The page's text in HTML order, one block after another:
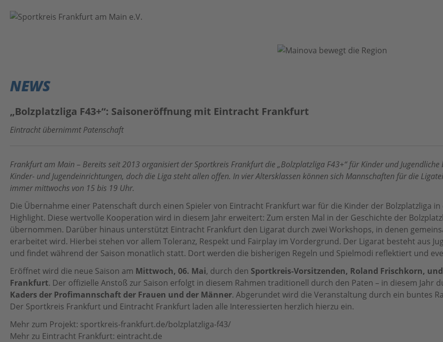
ÜBER UNS
Anleitung
#BeActive FrankfurtRheinMain
MainSport APP
Botschafter:innen
Team
Partner
Partnersportkreise
AGB
Downloads
Home
Datenschutz
Impressum
Für Vereine
NEWS
„Bolzplatzliga F43+“: Saisoneröffnung mit Eintracht Frankfurt
Eintracht übernimmt Patenschaft
Frankfurt am Main – Bereits seit 2013 organisiert der Sportkreis Frankfurt die „Bolzplatzliga F43+“ für Kinder und
Kinder- und Jugendeinrichtungen, doch die Liga steht allen offen. In vier Altersklassen können sich Mannschaften für die
immer mittwochs von 15 bis 19 Uhr.
Die Übernahme einer Patenschaft durch einen Spieler von Eintracht Frankfurt war für die Kinder der Bolzplatzliga
Highlight. Diese wertvolle Kooperation wird in diesem Jahr erweitert: Zum ersten Mal in der Geschichte der
übernommen. Darüber hinaus unterstützt Eintracht Frankfurt den Ligarat durch zwei Workshops, in denen
erarbeitet wird. Hierbei stehen vor allem Toleranz, Respekt und Fairplay im Vordergrund. Der Ligarat besteht aus
und findet während der Saison monatlich statt. Dort werden die bisherigen Regeln und Spielmodi reflektiert und
Eröffnet wird die neue Saison am Mittwoch, 06. Mai, durch den Sportkreis-Vorsitzenden, Roland Frischkorn,
Frankfurt. Der offizielle Anstoß zur Saison erfolgt in diesem Rahmen traditionell durch den Paten – in diesem Jahr
Kaders der Profimannschaft der Frauen und der Männer. Abgerundet wird die Veranstaltung durch ein buntes
Der Sportkreis Frankfurt und Eintracht Frankfurt laden alle Interessierten herzlich hierzu ein.
Mehr zum Projekt: sportkreis-frankfurt.de/bolzplatzliga-f43/
Mehr zu Eintracht Frankfurt: eintracht.de